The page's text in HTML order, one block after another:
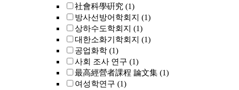
社會科學硏究 (1)
방사선방어학회지 (1)
상하수도학회지 (1)
대한소화기학회지 (1)
공업화학 (1)
사회 조사 연구 (1)
最高經營者課程 論文集 (1)
여성학연구 (1)